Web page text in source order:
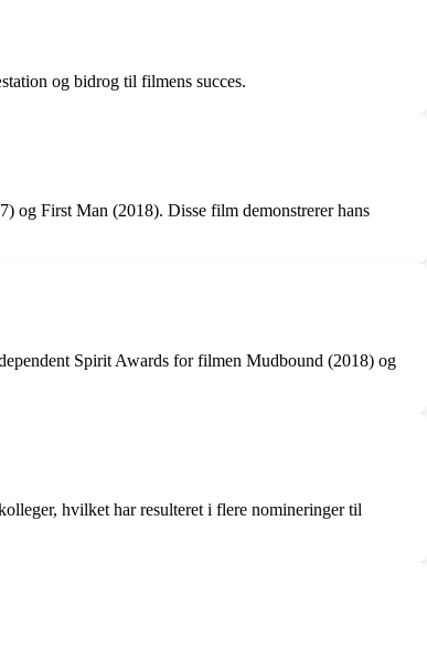
og bidrog til filmens succes.
og First Man (2018). Disse film demonstrerer hans
Spirit Awards for filmen Mudbound (2018) og
hvilket har resulteret i flere nomineringer til